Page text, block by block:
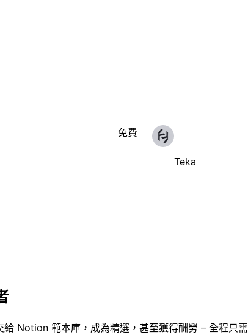
免費
Teka
給 Notion 範本庫，成為精選，甚至獲得酬勞 – 全程只需